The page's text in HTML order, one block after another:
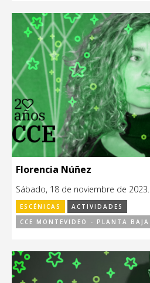
Florencia Núñez
Sábado, 18 de noviembre de 2023.
ESCÉNICAS
ACTIVIDADES
CCE MONTEVIDEO - PLANTA BAJA